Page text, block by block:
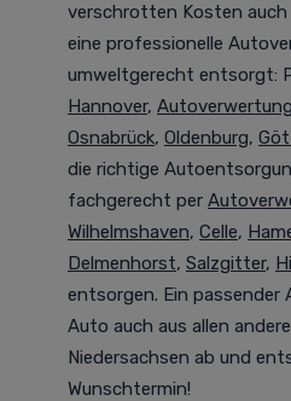
verschrotten Kosten auch
eine professionelle
umweltgerecht entsorgt:
Hannover,
Osnabrück, Oldenburg,
die richtige
fachgerecht per
Wilhelmshaven, Celle,
Delmenhorst, Salzgitter,
entsorgen. Ein
Auto auch aus allen
Niedersachsen ab und
Wunschtermin!